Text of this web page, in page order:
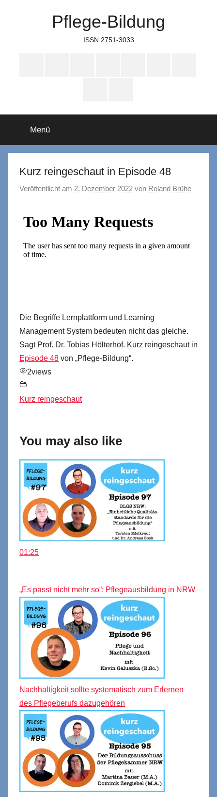
Pflege-Bildung
ISSN 2751-3033
Menü
Kurz reingeschaut in Episode 48
Veröffentlicht am 2. Dezember 2022 von Roland Brühe
Die Begriffe Lernplattform und Learning
Management System bedeuten nicht das gleiche.
Sagt Prof. Dr. Tobias Hölterhof. Kurz reingeschaut in
Episode 48 von „Pflege-Bildung“.
2views
Kurz reingeschaut
You may also like
01:25
„Es passt nicht mehr so“: Pflegeausbildung in NRW
Nachhaltigkeit sollte systematisch zum Erlernen
des Pflegeberufs dazugehören